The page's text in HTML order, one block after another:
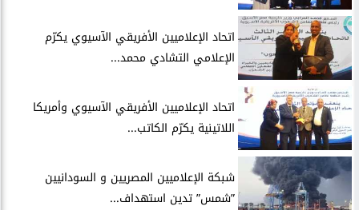
اتحاد الإعلاميين الأفريقي الآسيوي يكرّم
الإعلامي التشادي محمد...
اتحاد الإعلاميين الأفريقي الآسيوي وأمريكا
اللاتينية يكرّم الكاتب...
شبكة الإعلاميين المصريين و السودانيين
”شمس” تدين استهداف...